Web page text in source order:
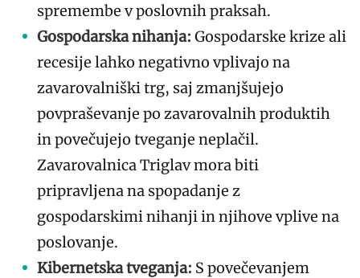
spremembe v poslovnih praksah.
Gospodarska nihanja: Gospodarske krize ali
recesije lahko negativno vplivajo na
zavarovalniški trg, saj zmanjšujejo
povpraševanje po zavarovalnih produktih
in povečujejo tveganje neplačil.
Zavarovalnica Triglav mora biti
pripravljena na spopadanje z
gospodarskimi nihanji in njihove vplive na
poslovanje.
Kibernetska tveganja: S povečevanjem